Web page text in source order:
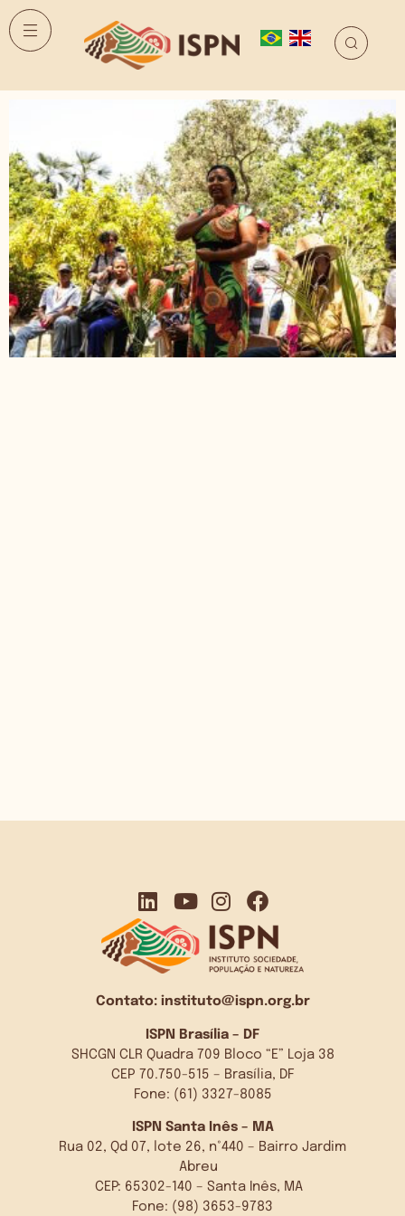
Contato: instituto@ispn.org.br
ISPN Brasília – DF
SHCGN CLR Quadra 709 Bloco “E” Loja 38
CEP 70.750-515 – Brasília, DF
Fone: (61) 3327-8085
ISPN Santa Inês – MA
Rua 02, Qd 07, lote 26, n°440 – Bairro Jardim
Abreu
CEP: 65302-140 – Santa Inês, MA
Fone: (98) 3653-9783